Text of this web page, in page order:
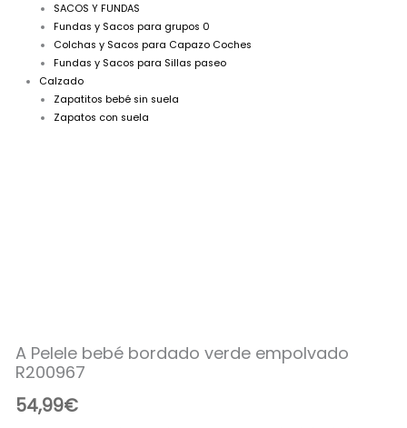
SACOS Y FUNDAS
Fundas y Sacos para grupos 0
Colchas y Sacos para Capazo Coches
Fundas y Sacos para Sillas paseo
Calzado
Zapatitos bebé sin suela
Zapatos con suela
A Pelele bebé bordado verde empolvado
R200967
54,99€
cantidad